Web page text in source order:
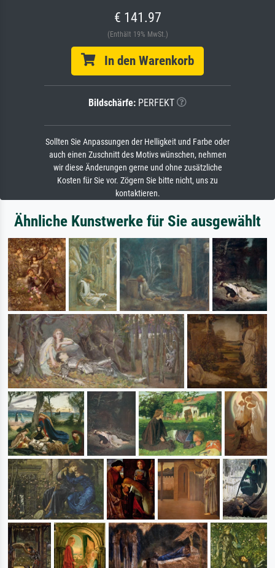
€ 141.97
(Enthält 19% MwSt.)
In den Warenkorb
Bildschärfe: PERFEKT
Sollten Sie Anpassungen der Helligkeit und Farbe oder
auch einen Zuschnitt des Motivs wünschen, nehmen
wir diese Änderungen gerne und ohne zusätzliche
Kosten für Sie vor. Zögern Sie bitte nicht, uns zu
kontaktieren.
Ähnliche Kunstwerke für Sie ausgewählt